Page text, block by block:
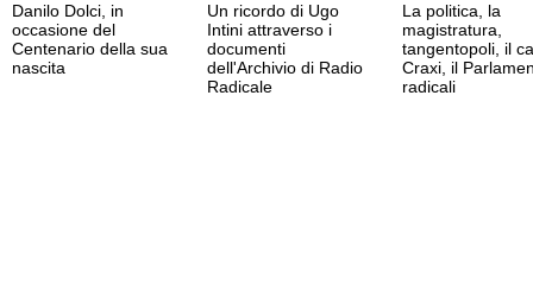
Danilo Dolci, in
occasione del
Centenario della sua
nascita
Un ricordo di Ugo
Intini attraverso i
documenti
dell'Archivio di Radio
Radicale
La politica, la
magistratura,
tangentopoli, il
Craxi, il
radicali